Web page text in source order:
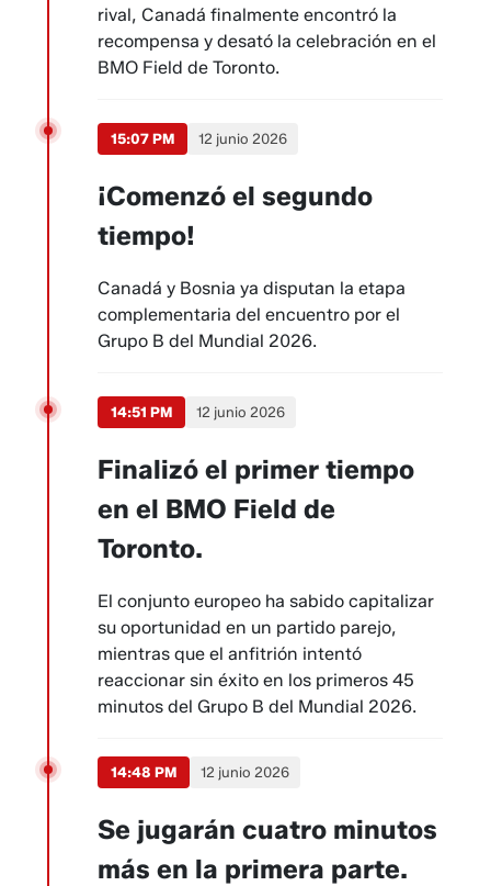
rival, Canadá finalmente encontró la
recompensa y desató la celebración en el
BMO Field de Toronto.
15:07 PM 12 junio 2026
¡Comenzó el segundo
tiempo!
Canadá y Bosnia ya disputan la etapa
complementaria del encuentro por el
Grupo B del Mundial 2026.
14:51 PM 12 junio 2026
Finalizó el primer tiempo
en el BMO Field de
Toronto.
El conjunto europeo ha sabido capitalizar
su oportunidad en un partido parejo,
mientras que el anfitrión intentó
reaccionar sin éxito en los primeros 45
minutos del Grupo B del Mundial 2026.
14:48 PM 12 junio 2026
Se jugarán cuatro minutos
más en la primera parte.